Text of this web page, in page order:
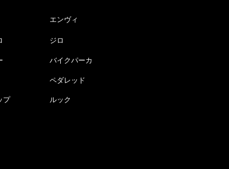
エンヴィ
ジロ
バイクパーカ
ペダレッド
プ ルック